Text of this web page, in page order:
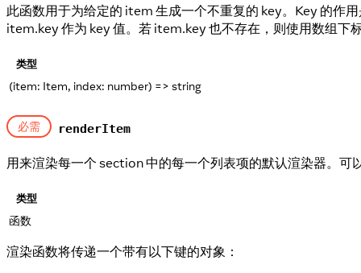
此函数用于为给定的 item 生成一个不重复的 key。Key 的作
item.key 作为 key 值。若 item.key 也不存在，则使用数组
类型
(item: Item, index: number) => string
必需 renderItem
用来渲染每一个 section 中的每一个列表项的默认渲染器。
类型
函数
渲染函数将传递一个带有以下键的对象：